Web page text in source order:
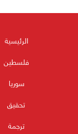
الرئيسية
فلسطين
سوريا
تحقيق
ترجمة